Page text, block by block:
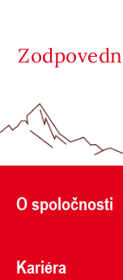
O spoločnosti
Kariéra